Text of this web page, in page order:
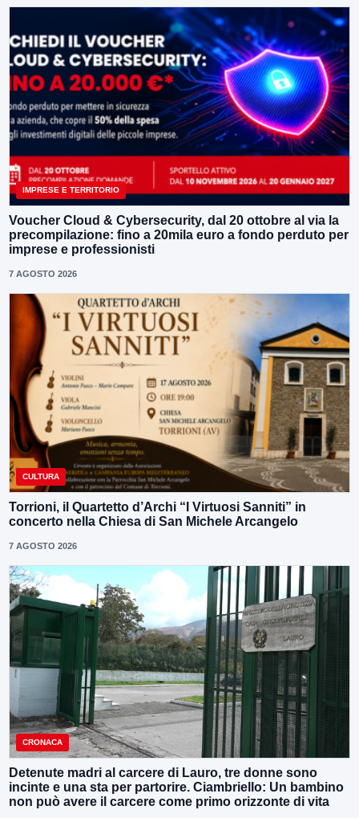
IMPRESE E TERRITORIO
Voucher Cloud & Cybersecurity, dal 20 ottobre al via la
precompilazione: fino a 20mila euro a fondo perduto per
imprese e professionisti
7 AGOSTO 2026
CULTURA
Torrioni, il Quartetto d’Archi “I Virtuosi Sanniti” in
concerto nella Chiesa di San Michele Arcangelo
7 AGOSTO 2026
CRONACA
Detenute madri al carcere di Lauro, tre donne sono
incinte e una sta per partorire. Ciambriello: Un bambino
non può avere il carcere come primo orizzonte di vita